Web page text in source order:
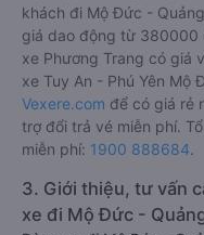
khách đi Mộ Đức -
giá dao động từ 380000
xe Phương Trang có giá
xe Tuy An - Phú Yên Mộ
Vexere.com để có giá rẻ
trợ đổi trả vé miễn phí.
miễn phí: 1900 888684.
3. Giới thiệu, tư vấn
xe đi Mộ Đức -